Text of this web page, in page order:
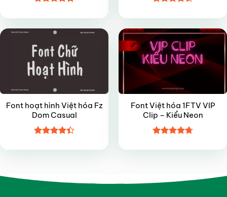
hạng4.85
sao
hạng4.5
5 sao
Font hoạt hình Việt hóa Fz
Dom Casual
hạng4.4
Font Việt hóa 1FTV VIP
Clip – Kiểu Neon
hạng4.75